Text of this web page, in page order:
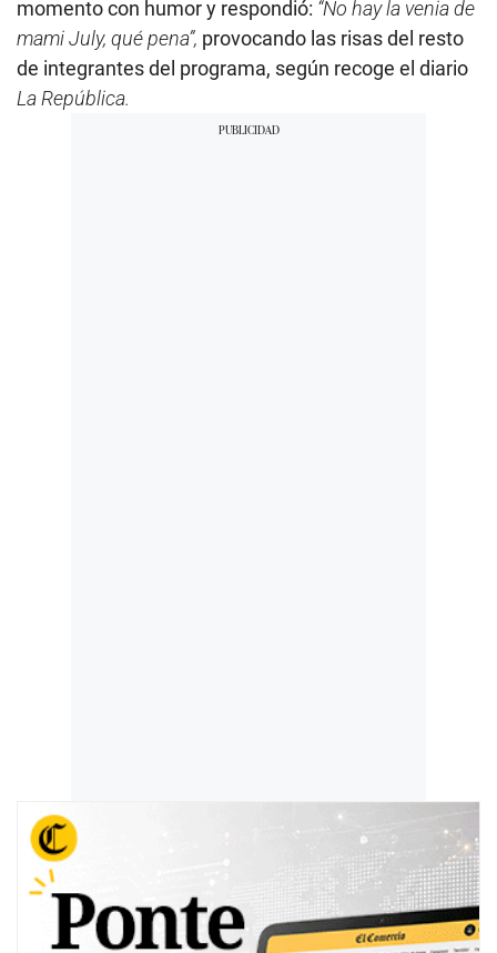
momento con humor y respondió: “No hay la venia de
mami July, qué pena”, provocando las risas del resto
de integrantes del programa, según recoge el diario
La República.